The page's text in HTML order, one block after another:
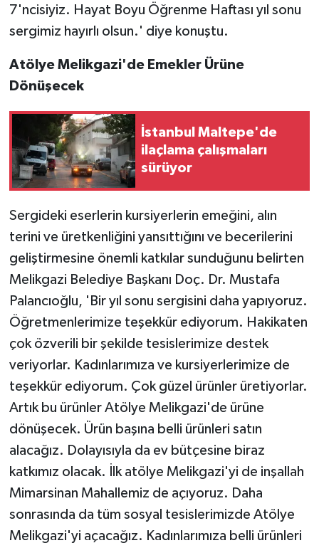
7'ncisiyiz. Hayat Boyu Öğrenme Haftası yıl sonu
sergimiz hayırlı olsun.' diye konuştu.
Atölye Melikgazi'de Emekler Ürüne
Dönüşecek
İstanbul Maltepe'de
ilaçlama çalışmaları
sürüyor
Sergideki eserlerin kursiyerlerin emeğini, alın
terini ve üretkenliğini yansıttığını ve becerilerini
geliştirmesine önemli katkılar sunduğunu belirten
Melikgazi Belediye Başkanı Doç. Dr. Mustafa
Palancıoğlu, 'Bir yıl sonu sergisini daha yapıyoruz.
Öğretmenlerimize teşekkür ediyorum. Hakikaten
çok özverili bir şekilde tesislerimize destek
veriyorlar. Kadınlarımıza ve kursiyerlerimize de
teşekkür ediyorum. Çok güzel ürünler üretiyorlar.
Artık bu ürünler Atölye Melikgazi'de ürüne
dönüşecek. Ürün başına belli ürünleri satın
alacağız. Dolayısıyla da ev bütçesine biraz
katkımız olacak. İlk atölye Melikgazi'yi de inşallah
Mimarsinan Mahallemiz de açıyoruz. Daha
sonrasında da tüm sosyal tesislerimizde Atölye
Melikgazi'yi açacağız. Kadınlarımıza belli ürünleri